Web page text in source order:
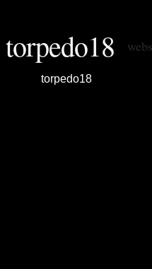
torpedo18
torpedo18